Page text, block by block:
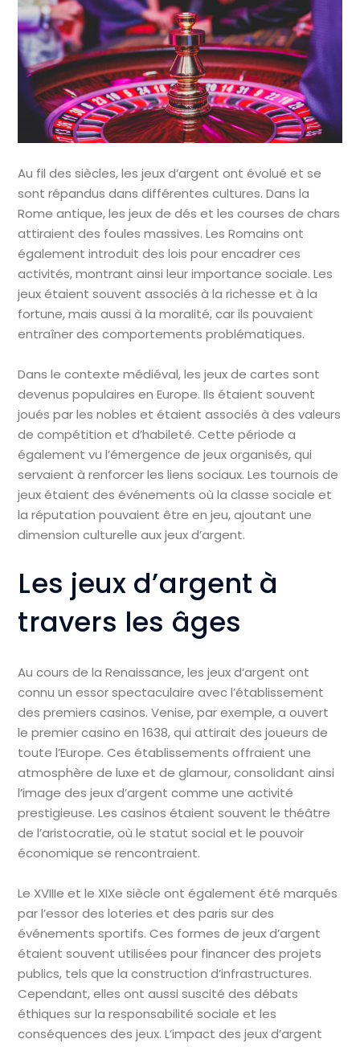
Au fil des siècles, les jeux d’argent ont évolué et se
sont répandus dans différentes cultures. Dans la
Rome antique, les jeux de dés et les courses de chars
attiraient des foules massives. Les Romains ont
également introduit des lois pour encadrer ces
activités, montrant ainsi leur importance sociale. Les
jeux étaient souvent associés à la richesse et à la
fortune, mais aussi à la moralité, car ils pouvaient
entraîner des comportements problématiques.
Dans le contexte médiéval, les jeux de cartes sont
devenus populaires en Europe. Ils étaient souvent
joués par les nobles et étaient associés à des valeurs
de compétition et d’habileté. Cette période a
également vu l’émergence de jeux organisés, qui
servaient à renforcer les liens sociaux. Les tournois de
jeux étaient des événements où la classe sociale et
la réputation pouvaient être en jeu, ajoutant une
dimension culturelle aux jeux d’argent.
Les jeux d’argent à
travers les âges
Au cours de la Renaissance, les jeux d’argent ont
connu un essor spectaculaire avec l’établissement
des premiers casinos. Venise, par exemple, a ouvert
le premier casino en 1638, qui attirait des joueurs de
toute l’Europe. Ces établissements offraient une
atmosphère de luxe et de glamour, consolidant ainsi
l’image des jeux d’argent comme une activité
prestigieuse. Les casinos étaient souvent le théâtre
de l’aristocratie, où le statut social et le pouvoir
économique se rencontraient.
Le XVIIIe et le XIXe siècle ont également été marqués
par l’essor des loteries et des paris sur des
événements sportifs. Ces formes de jeux d’argent
étaient souvent utilisées pour financer des projets
publics, tels que la construction d’infrastructures.
Cependant, elles ont aussi suscité des débats
éthiques sur la responsabilité sociale et les
conséquences des jeux. L’impact des jeux d’argent